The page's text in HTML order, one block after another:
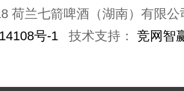
荷兰七箭啤酒（湖南）有限公
号-1 技术支持： 竞网智